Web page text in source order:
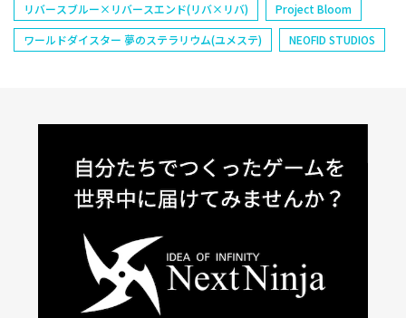
リバースブルー×リバースエンド(リバ×リバ)
Project Bloom
ワールドダイスター 夢のステラリウム(ユメステ)
NEOFID STUDIOS